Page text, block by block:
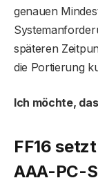
genauen
späteren
die Portierung
Ich möchte,
FF16
AAA-PC-